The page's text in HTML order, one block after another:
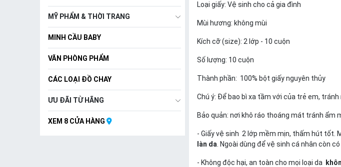
MỸ PHẨM & THỜI TRANG
MINH CẦU BABY
VĂN PHÒNG PHẨM
CÁC LOẠI ĐỒ CHAY
ƯU ĐÃI TỪ HÃNG
XEM 8 CỬA HÀNG
Loại giấy: Vệ sinh cho cả gia đình
Mùi hương: không mùi
Kích cỡ (size): 2 lớp - 10 cuộn
Số lượng: 10 cuộn
Thành phần: 100% bột giấy nguyên thủy
Chú ý: Để bao bì xa tầm với của trẻ em,
Bảo quản: nơi khô ráo thoáng mát tránh ẩm
- Giấy vệ sinh 2 lớp mềm mịn, thấm hút tốt.
làn da . Ngoài dùng để vệ sinh cá nhân còn
- Không độc hại, an toàn cho mọi loại da